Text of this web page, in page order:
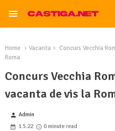
Home Vacanta
Concurs Vecchia
Roma
Concurs Vecchia
vacanta de vis la
person Admin
1.5.22
0 minute read